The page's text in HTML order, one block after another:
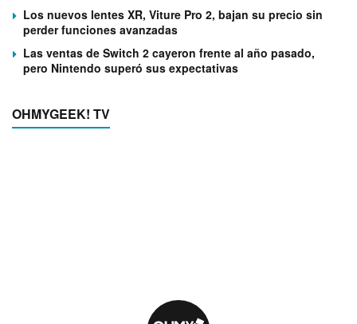
Los nuevos lentes XR, Viture Pro 2, bajan su precio sin
perder funciones avanzadas
Las ventas de Switch 2 cayeron frente al año pasado,
pero Nintendo superó sus expectativas
OHMYGEEK! TV